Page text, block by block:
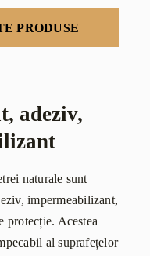
PRODUSE
adeziv,
naturale sunt
impermeabilizant,
protecție. Acestea
al suprafețelor